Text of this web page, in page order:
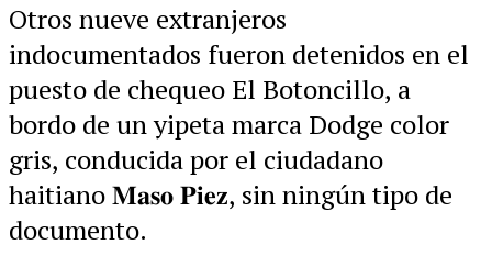
Otros nueve extranjeros
indocumentados fueron detenidos en el
puesto de chequeo El Botoncillo, a
bordo de un yipeta marca Dodge color
gris, conducida por el ciudadano
haitiano 𝐌𝐚𝐬𝐨 𝐏𝐢𝐞𝐳, sin ningún tipo de
documento.